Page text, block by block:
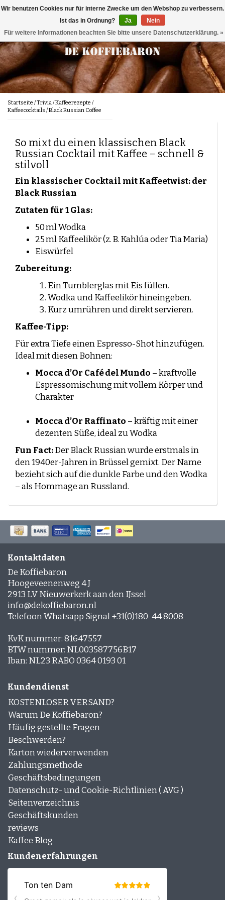
Menu
Kaffee
Geschmacksprofile
Chocolade
Nussig
Karamell
Karamellartig
Fruchtig
Frisch/Säuerlich
Geröstet/Toastig
Blumig
Pflanzlich/Grün
Honigartig
Kaffeebohnen
100 % arabica
Mischungen
Gemahlener Kaffee
Entkoffeinierter kaffee
Italienische Kaffee
Segafredo
Lucaffé
Lavazza
Caffè Paranà
Caffé Breda
Bristot
Mocca d' Or
Caféclub
Killer Koffie
Deutscher Kaffee
Melitta
Dallmayr
Mövenpick Kaffee
Kaffeebohnen Angebot
Köstlich zum Kaffee
Gehören
Im Kaffee
Geschirr
Wartungsprodukte
Reinigungsmittel
Milchsystem-Reiniger
Mühlenreiniger
Brands
Kaffeestärke
Arten von Kaffeebohnen
Arabica Kaffee: Die Milde, Aromatische Wahl
Geschmack
Arabica und Robusta Blends: Kräftiger geschmack
Stärke der Bohnensorte versus Geschmackskraft
Boden und Klima: Einfluss auf Kaffeegeschmack
Neue Verpackung, vertrauter Inhalt?
Haltbarkeit
Bohnen oder vorgemahlener Kaffee?
Säuregehalt des Kaffees
Kaffeerezepte
Kaffeecocktails
Cold Brewd Kaffee
Eiskaffee
Lebkuchen Latte
Zimt Latte
Schichtkaffee
Desserts und Gebäck mit Kaffee
Kaffee Blog
Startseite /Trivia/Kaffeerezepte /
Kaffeecocktails /Black Russian Coffee
So mixt du einen klassischen Black
Russian Cocktail mit Kaffee – schnell &
stilvoll
Ein klassischer Cocktail mit Kaffeetwist: der
Black Russian
Zutaten für 1 Glas:
50 ml Wodka
25 ml Kaffeelikör (z. B. Kahlúa oder Tia Maria)
Eiswürfel
Zubereitung:
Ein Tumblerglas mit Eis füllen.
Wodka und Kaffeelikör hineingeben.
Kurz umrühren und direkt servieren.
Kaffee-Tipp:
Für extra Tiefe einen Espresso-Shot hinzufügen.
Ideal mit diesen Bohnen:
Mocca d’Or Café del Mundo – kraftvolle
Espressomischung mit vollem Körper und
Charakter
Mocca d’Or Raffinato – kräftig mit einer
dezenten Süße, ideal zu Wodka
Fun Fact:Der Black Russian wurde erstmals in
den 1940er-Jahren in Brüssel gemixt. Der Name
bezieht sich auf die dunkle Farbe und den Wodka
– als Hommage an Russland.
Kontaktdaten
De Koffiebaron
Hoogeveenenweg 4 J
2913 LV Nieuwerkerk aan den IJssel
info@dekoffiebaron.nl
Telefoon Whatsapp Signal +31(0)180-44 8008
KvK nummer: 81647557
BTW nummer: NL003587756B17
Iban: NL23 RABO 0364 0193 01
Kundendienst
KOSTENLOSER VERSAND?
Warum De Koffiebaron?
Häufig gestellte Fragen
Beschwerden?
Karton wiederverwenden
Zahlungsmethode
Geschäftsbedingungen
Datenschutz- und Cookie-Richtlinien ( AVG )
Seitenverzeichnis
Geschäftskunden
reviews
Kaffee Blog
Kundenerfahrungen
Wir benutzen Cookies nur für interne Zwecke um den Webshop zu verbessern.
Ist das in Ordnung?
Ja
Nein
Für weitere Informationen beachten Sie bitte unsere Datenschutzerklärung. »